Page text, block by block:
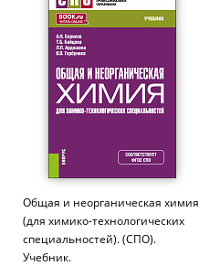
Общая и неорганическая химия
(для химико-технологических
специальностей). (СПО).
Учебник.